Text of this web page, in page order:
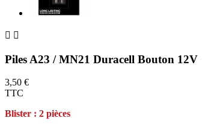
 
Piles A23 / MN21 Duracell Bouton 12V
3,50 €
TTC
Blister : 2 pièces